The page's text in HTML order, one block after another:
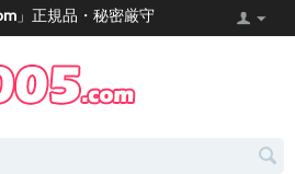
」正規品・秘密厳守